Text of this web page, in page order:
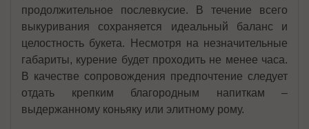
продолжительное послевкусие. В течение всего
выкуривания сохраняется идеальный баланс и
целостность букета. Несмотря на незначительные
габариты, курение будет проходить не менее часа.
В качестве сопровождения предпочтение следует
отдать крепким благородным напиткам –
выдержанному коньяку или элитному рому.